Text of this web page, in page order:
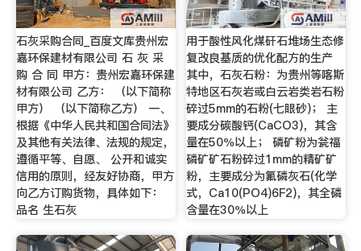
石灰采购合同_百度文库贵州宏
嘉环保建材有限公司 石 灰 采
购 合 同 甲方：贵州宏嘉环保建
材有限公司 乙方： （以下简称
甲方） （以下简称乙方） 一、
根据《中华人民共和国合同法》
及其他有关法律、法规的规定，
遵循平等、自愿、 公开和诚实
信用的原则，经友好协商，甲方
向乙方订购货物，具体如下：
品名 生石灰
用于酸性风化煤矸石堆场生态修
复改良基质的优化配方的生产
其中，石灰石粉：为贵州等喀斯
特地区石灰岩或白云岩类岩石粉
碎过5mm的石粉(七眼砂)； 主
要成分碳酸钙(CaCO3)，其含
量在50％以上； 磷矿粉为瓮福
磷矿矿石粉碎过1mm的精矿矿
粉，主要成分为氟磷灰石(化学
式，Ca10(PO4)6F2)，其全磷
含量在30％以上